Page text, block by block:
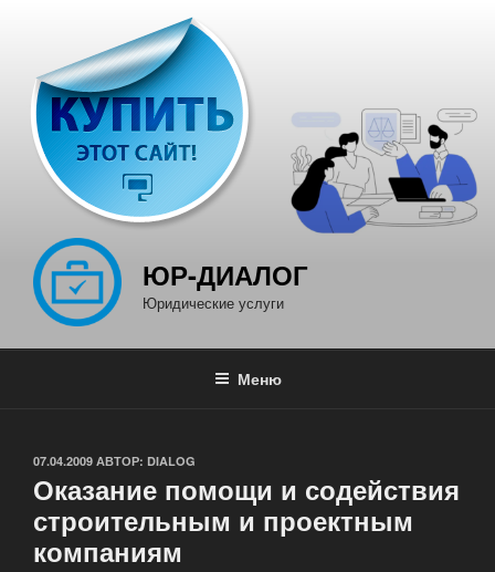
содержимому
ЮР-ДИАЛОГ
Юридические услуги
Меню
ОПУБЛИКОВАНО
07.04.2009 АВТОР: DIALOG
Оказание помощи и содействия
строительным и проектным
компаниям